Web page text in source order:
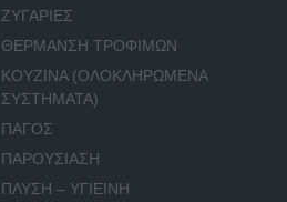
ΖΥΓΑΡΙΕΣ
ΘΕΡΜΑΝΣΗ ΤΡΟΦΙΜΩΝ
ΚΟΥΖΙΝΑ (ΟΛΟΚΛΗΡΩΜΕΝΑ
ΣΥΣΤΗΜΑΤΑ)
ΠΑΓΟΣ
ΠΑΡΟΥΣΙΑΣΗ
ΠΛΥΣΗ – ΥΓΙΕΙΝΗ